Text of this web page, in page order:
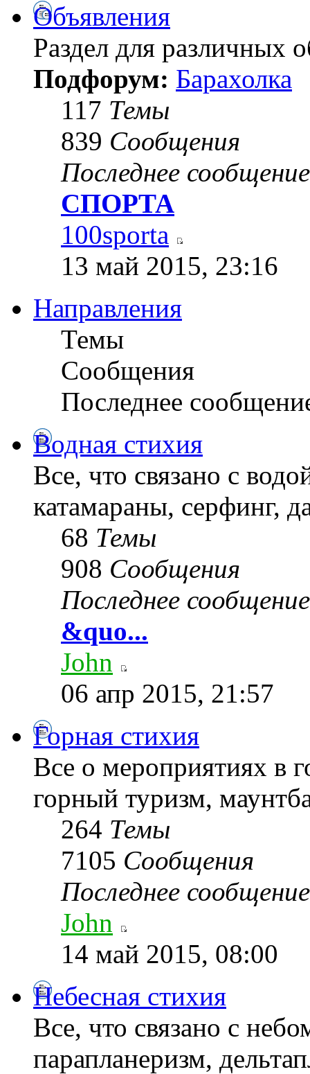
Объявления
Раздел для различных
Подфорум: Барахолка
117 Темы
839 Сообщения
Последнее сообщение
СПОРТА
100sporta
13 май 2015, 23:16
Направления
Темы
Сообщения
Последнее
Водная стихия
Все, что связано с
катамараны, серфинг,
68 Темы
908 Сообщения
Последнее сообщение
&quo...
John
06 апр 2015, 21:57
Горная стихия
Все о мероприятиях в
горный туризм,
264 Темы
7105 Сообщения
Последнее сообщение
John
14 май 2015, 08:00
Небесная стихия
Все, что связано с
парапланеризм,